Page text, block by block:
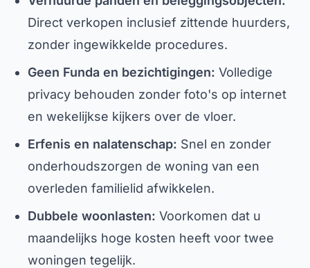
Direct verkopen inclusief zittende huurders,
zonder ingewikkelde procedures.
Geen Funda en bezichtigingen: Volledige
privacy behouden zonder foto's op internet
en wekelijkse kijkers over de vloer.
Erfenis en nalatenschap: Snel en zonder
onderhoudszorgen de woning van een
overleden familielid afwikkelen.
Dubbele woonlasten: Voorkomen dat u
maandelijks hoge kosten heeft voor twee
woningen tegelijk.